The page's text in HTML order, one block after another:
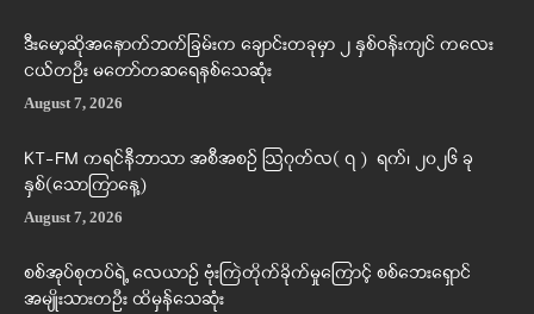
ဒီးမော့ဆိုအနောက်ဘက်ခြမ်းက ချောင်းတခုမှာ ၂ နှစ်ဝန်းကျင် ကလေး
ငယ်တဦး မတော်တဆရေနစ်သေဆုံး
August 7, 2026
KT-FM ကရင်နီဘာသာ အစီအစဉ် ဩဂုတ်လ( ၇ ) ရက်၊ ၂၀၂၆ ခု
နှစ်(သောကြာနေ့)
August 7, 2026
စစ်အုပ်စုတပ်ရဲ့ လေယာဉ် ဗုံးကြဲတိုက်ခိုက်မှုကြောင့် စစ်ဘေးရှောင်
အမျိုးသားတဦး ထိမှန်သေဆုံး